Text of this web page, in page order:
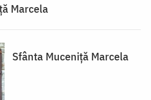
Marcela
Sfânta Muceniță Marcela